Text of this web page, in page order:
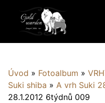
Úvod » Fotoalbum »
Suki shiba » A vrh Suki
28.1.2012 6týdnů 009